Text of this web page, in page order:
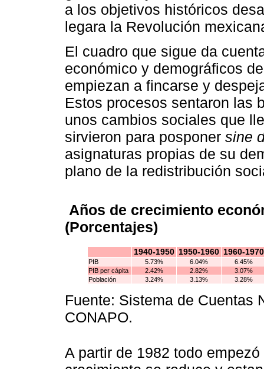
a los objetivos históricos
legara la Revolución
El cuadro que sigue da
económico y demográficos
empiezan a fincarse y
Estos procesos sentaron las
unos cambios sociales que
sirvieron para posponer sine
asignaturas propias de su
plano de la redistribución
Años de crecimiento
(Porcentajes)
1940-1950 1950-1960 1960-1970
PIB 5.73% 6.04%
6.45%
PIB per cápita
2.42% 2.82%
3.07%
Población
3.24% 3.13% 3.28%
Fuente: Sistema de Cuentas
CONAPO.
A partir de 1982 todo